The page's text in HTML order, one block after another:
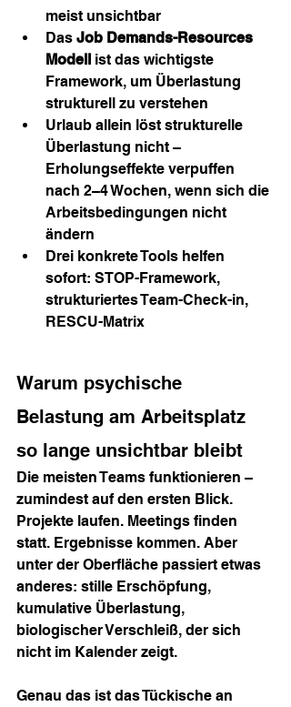
meist unsichtbar
Das Job Demands-Resources
Modell ist das wichtigste
Framework, um Überlastung
strukturell zu verstehen
Urlaub allein löst strukturelle
Überlastung nicht –
Erholungseffekte verpuffen
nach 2–4 Wochen, wenn sich die
Arbeitsbedingungen nicht
ändern
Drei konkrete Tools helfen
sofort: STOP-Framework,
strukturiertes Team-Check-in,
RESCU-Matrix
Warum psychische
Belastung am Arbeitsplatz
so lange unsichtbar bleibt
Die meisten Teams funktionieren –
zumindest auf den ersten Blick.
Projekte laufen. Meetings finden
statt. Ergebnisse kommen. Aber
unter der Oberfläche passiert etwas
anderes: stille Erschöpfung,
kumulative Überlastung,
biologischer Verschleiß, der sich
nicht im Kalender zeigt.
Genau das ist das Tückische an